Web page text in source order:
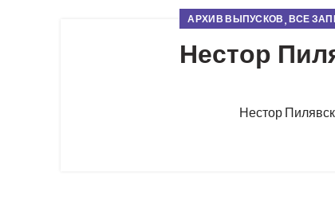
АРХИВ ВЫПУСКОВ , ВСЕ
Нестор
Нестор